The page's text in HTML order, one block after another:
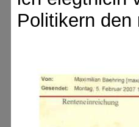
Politikern